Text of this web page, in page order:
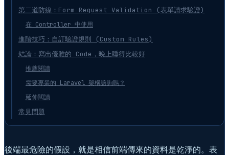
第二道防線：Form Request Validation (表單請求驗證)
在 Controller 中使用
進階技巧：自訂驗證規則 (Custom Rules)
結論：寫出優雅的 Code，晚上睡得比較好
推薦閱讀
需要專業的 Laravel 架構諮詢嗎？
延伸閱讀
常見問題
後端最危險的假設，就是相信前端傳來的資料是乾淨的。表